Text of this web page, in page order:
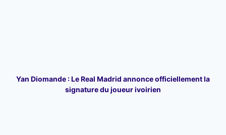
Yan Diomande : Le Real Madrid annonce officiellement la
signature du joueur ivoirien